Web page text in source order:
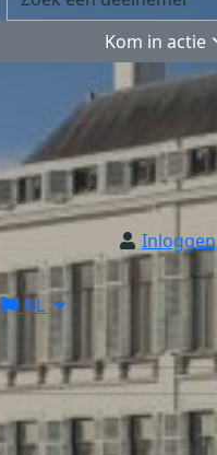
Kom in actie
Inloggen
NL